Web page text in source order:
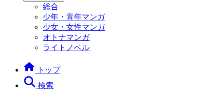
総合
少年・青年マンガ
少女・女性マンガ
オトナマンガ
ライトノベル
トップ
検索